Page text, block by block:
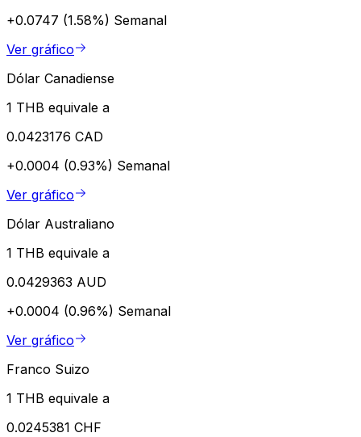
+0.0747 (1.58%) Semanal
Ver gráfico
Dólar Canadiense
1 THB equivale a
0.0423176 CAD
+0.0004 (0.93%) Semanal
Ver gráfico
Dólar Australiano
1 THB equivale a
0.0429363 AUD
+0.0004 (0.96%) Semanal
Ver gráfico
Franco Suizo
1 THB equivale a
0.0245381 CHF